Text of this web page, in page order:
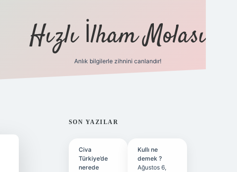
Hızlı İlham Molası
Anlık bilgilerle zihnini canlandır!
SIDEBAR
SON YAZILAR
Civa
Türkiye’de
nerede
Kullı ne
demek ?
Ağustos 6,